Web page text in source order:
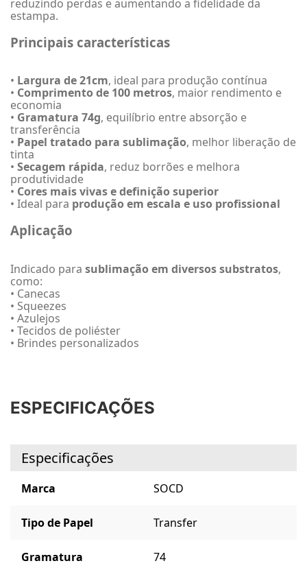
reduzindo perdas e aumentando a fidelidade da
estampa.
Principais características
• Largura de 21cm, ideal para produção contínua
• Comprimento de 100 metros, maior rendimento e
economia
• Gramatura 74g, equilíbrio entre absorção e
transferência
• Papel tratado para sublimação, melhor liberação de
tinta
• Secagem rápida, reduz borrões e melhora
produtividade
• Cores mais vivas e definição superior
• Ideal para produção em escala e uso profissional
Aplicação
Indicado para sublimação em diversos substratos,
como:
• Canecas
• Squeezes
• Azulejos
• Tecidos de poliéster
• Brindes personalizados
ESPECIFICAÇÕES
Especificações
Marca SOCD
Tipo de Papel Transfer
Gramatura 74